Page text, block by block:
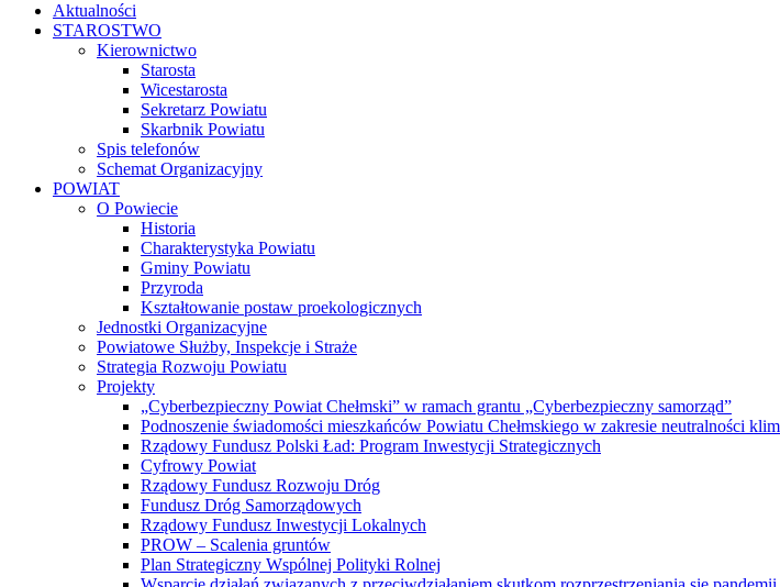
Aktualności
STAROSTWO
Kierownictwo
Starosta
Wicestarosta
Sekretarz Powiatu
Skarbnik Powiatu
Spis telefonów
Schemat Organizacyjny
POWIAT
O Powiecie
Historia
Charakterystyka Powiatu
Gminy Powiatu
Przyroda
Kształtowanie postaw proekologicznych
Jednostki Organizacyjne
Powiatowe Służby, Inspekcje i Straże
Strategia Rozwoju Powiatu
Projekty
„Cyberbezpieczny Powiat Chełmski” w ramach grantu „Cyberbezpieczny samorząd”
Podnoszenie świadomości mieszkańców Powiatu Chełmskiego w zakresie neutralności
Rządowy Fundusz Polski Ład: Program Inwestycji Strategicznych
Cyfrowy Powiat
Rządowy Fundusz Rozwoju Dróg
Fundusz Dróg Samorządowych
Rządowy Fundusz Inwestycji Lokalnych
PROW – Scalenia gruntów
Plan Strategiczny Wspólnej Polityki Rolnej